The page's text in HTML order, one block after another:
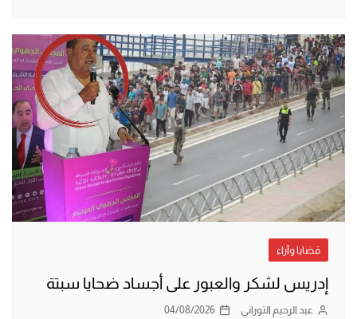
قضايا وآراء
إدريس لشكر والعبور على أجساد ضحايا سبتة
عبد الرحيم التوراني 04/08/2026